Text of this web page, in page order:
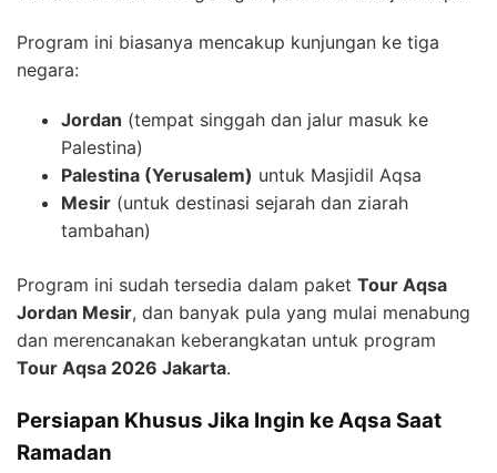
Program ini biasanya mencakup kunjungan ke tiga
negara:
Jordan (tempat singgah dan jalur masuk ke
Palestina)
Palestina (Yerusalem) untuk Masjidil Aqsa
Mesir (untuk destinasi sejarah dan ziarah
tambahan)
Program ini sudah tersedia dalam paket Tour Aqsa
Jordan Mesir, dan banyak pula yang mulai menabung
dan merencanakan keberangkatan untuk program
Tour Aqsa 2026 Jakarta.
Persiapan Khusus Jika Ingin ke Aqsa Saat
Ramadan